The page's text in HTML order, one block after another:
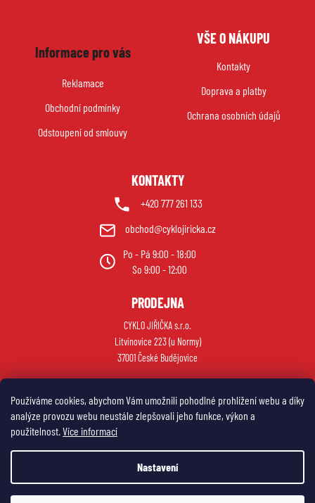
Používáme cookies, abychom Vám umožnili pohodlné prohlížení webu a díky
analýze provozu webu neustále zlepšovali jeho funkce, výkon a
použitelnost.Více informací
Nastavení
Informace pro vás
Reklamace
Obchodní podmínky
Odstoupení od smlouvy
VŠE O NÁKUPU
Kontakty
Doprava a platby
Ochrana osobních údajů
KONTAKTY
+420 777 261 133
obchod@cyklojiricka.cz
Po - Pá 9:00 - 18:00
So 9:00 - 12:00
PRODEJNA
CYKLO JIŘIČKA s.r.o.
Litvínovice 223 (u Normy)
37001 České Budějovice